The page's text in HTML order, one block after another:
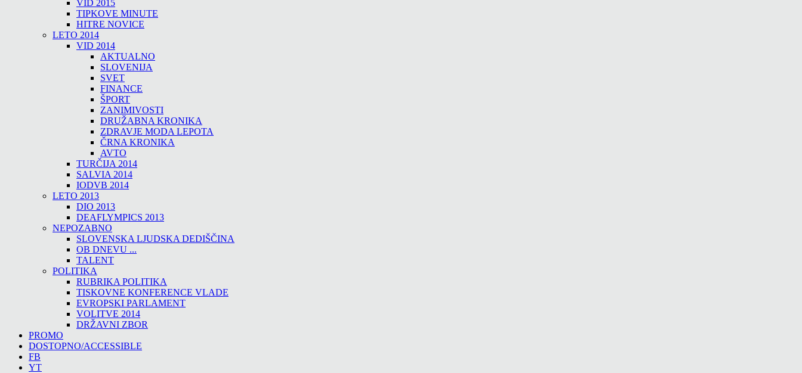
VID 2015
TIPKOVE MINUTE
HITRE NOVICE
LETO 2014
VID 2014
AKTUALNO
SLOVENIJA
SVET
FINANCE
ŠPORT
ZANIMIVOSTI
DRUŽABNA KRONIKA
ZDRAVJE MODA LEPOTA
ČRNA KRONIKA
AVTO
TURČIJA 2014
SALVIA 2014
IODVB 2014
LETO 2013
DIO 2013
DEAFLYMPICS 2013
NEPOZABNO
SLOVENSKA LJUDSKA DEDIŠČINA
OB DNEVU ...
TALENT
POLITIKA
RUBRIKA POLITIKA
TISKOVNE KONFERENCE VLADE
EVROPSKI PARLAMENT
VOLITVE 2014
DRŽAVNI ZBOR
PROMO
DOSTOPNO/ACCESSIBLE
FB
YT